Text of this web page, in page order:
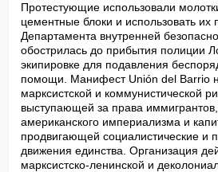
Протестующие использовали
цементные блоки и использовать их
Департамента внутренней
обострилась до прибытия полиции
экипировке для подавления
помощи. Манифест Unión del Barrio
марксистской и коммунистической
выступающей за права
американского империализма и
продвигающей социалистические и
движения единства. Организация
марксистско-ленинской и